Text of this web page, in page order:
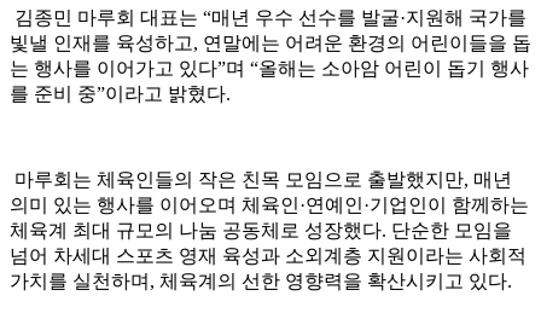
김종민 마루회 대표는 “매년 우수 선수를 발굴·지원해 국가를
빛낼 인재를 육성하고, 연말에는 어려운 환경의 어린이들을 돕
는 행사를 이어가고 있다”며 “올해는 소아암 어린이 돕기 행사
를 준비 중”이라고 밝혔다.
마루회는 체육인들의 작은 친목 모임으로 출발했지만, 매년
의미 있는 행사를 이어오며 체육인·연예인·기업인이 함께하는
체육계 최대 규모의 나눔 공동체로 성장했다. 단순한 모임을
넘어 차세대 스포츠 영재 육성과 소외계층 지원이라는 사회적
가치를 실천하며, 체육계의 선한 영향력을 확산시키고 있다.